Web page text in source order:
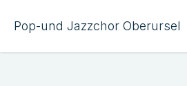
Pop-und Jazzchor Oberursel